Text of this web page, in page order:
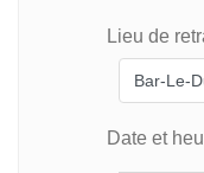
Lieu de
Date et